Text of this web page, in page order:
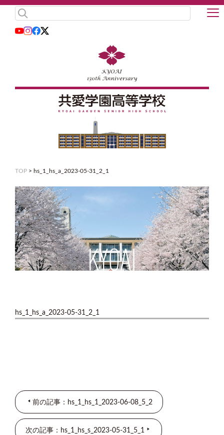
TOP > hs_1_hs_a_2023-05-31_2_1
hs_1_hs_a_2023-05-31_2_1
前の記事：hs_1_hs_1_2023-06-08_5_2
次の記事：hs_1_hs_s_2023-05-31_5_1